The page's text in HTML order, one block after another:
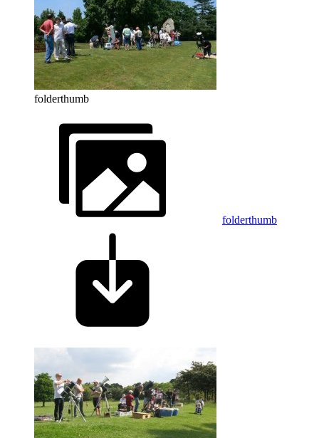
folderthumb
folderthumb